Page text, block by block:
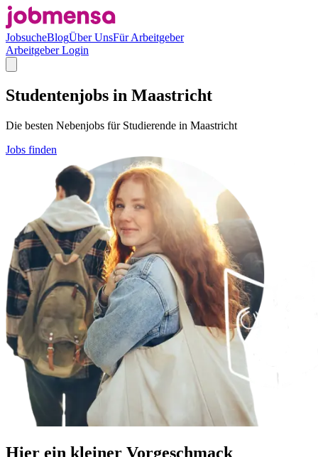
JobsucheBlogÜber UnsFür Arbeitgeber
Arbeitgeber Login
Studentenjobs in Maastricht
Die besten Nebenjobs für Studierende in Maastricht
Jobs finden
Hier ein kleiner Vorgeschmack